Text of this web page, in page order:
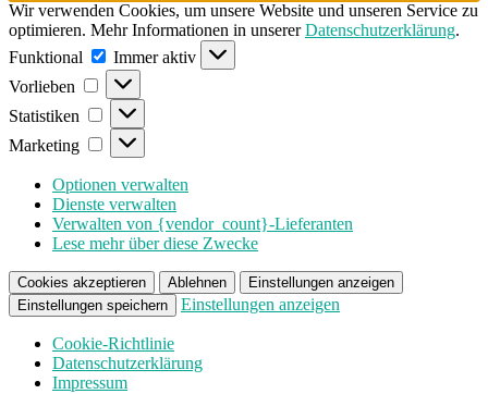
Wir verwenden Cookies, um unsere Website und unseren Service zu
optimieren. Mehr Informationen in unsererDatenschutzerklärung.
Funktional
Funktional
Immer aktiv
Vorlieben
Vorlieben
Statistiken Statistiken
Marketing Marketing
Optionen verwalten
Dienste verwalten
Verwalten von {vendor_count}-Lieferanten
Lese mehr über diese Zwecke
Cookies akzeptieren Ablehnen
Einstellungen anzeigen
Einstellungen speichern
Einstellungen anzeigen
Cookie-Richtlinie
Datenschutzerklärung
Impressum